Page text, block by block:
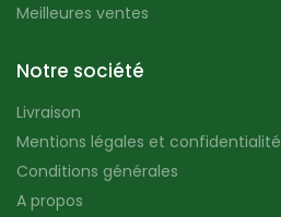
Meilleures ventes
Notre société
Livraison
Mentions légales et confidentialité
Conditions générales
A propos